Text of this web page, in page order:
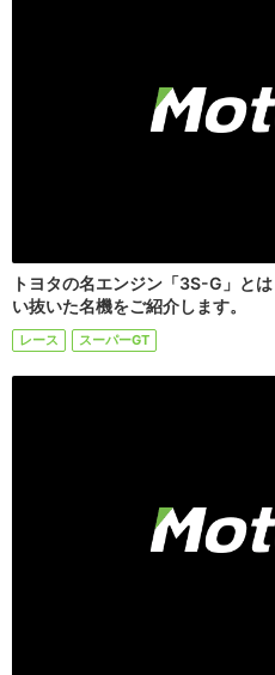
トヨタの名エンジン「3S-G」と
い抜いた名機をご紹介します。
レース スーパーGT